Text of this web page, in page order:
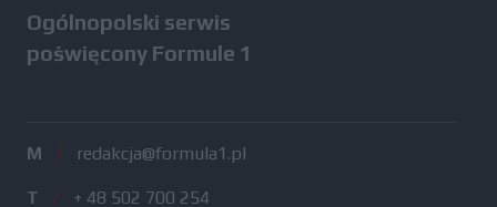
Ogólnopolski serwis
poświęcony Formule 1
M / redakcja@formula1.pl
T / + 48 502 700 254